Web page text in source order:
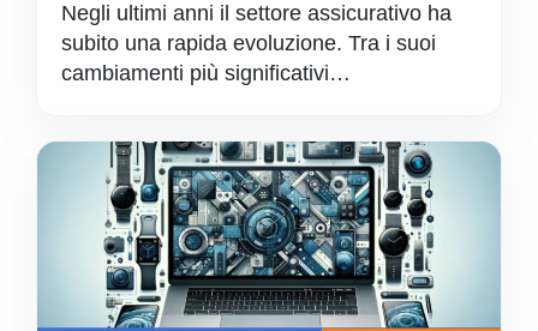
Negli ultimi anni il settore assicurativo ha
subito una rapida evoluzione. Tra i suoi
cambiamenti più significativi…